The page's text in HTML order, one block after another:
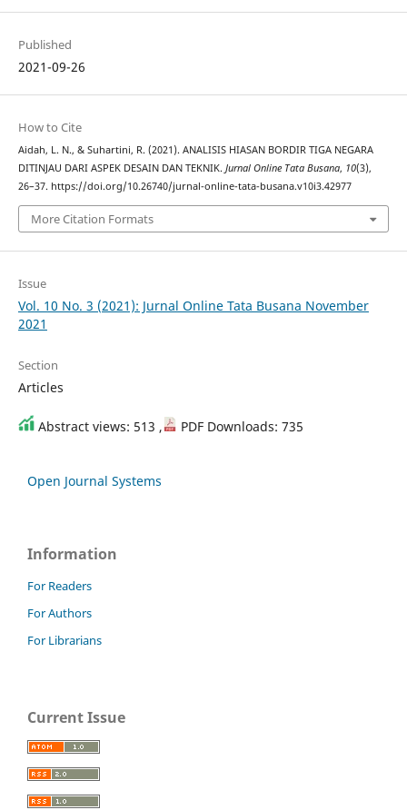
Published
2021-09-26
How to Cite
Aidah, L. N., & Suhartini, R. (2021). ANALISIS HIASAN BORDIR TIGA NEGARA
DITINJAU DARI ASPEK DESAIN DAN TEKNIK. Jurnal Online Tata Busana, 10(3),
26–37. https://doi.org/10.26740/jurnal-online-tata-busana.v10i3.42977
More Citation Formats
Issue
Vol. 10 No. 3 (2021): Jurnal Online Tata Busana November
2021
Section
Articles
Abstract views: 513 , PDF Downloads: 735
Open Journal Systems
Information
For Readers
For Authors
For Librarians
Current Issue